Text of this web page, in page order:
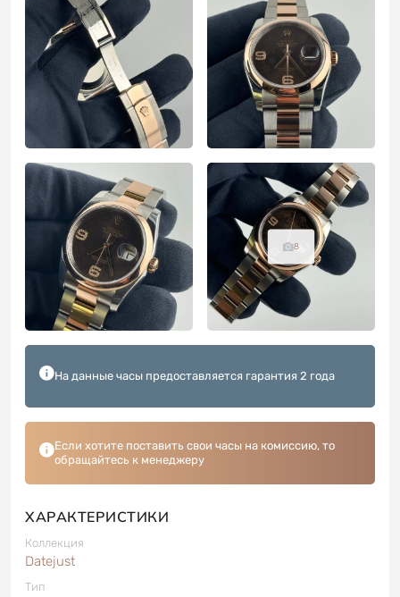
8
На данные часы предоставляется гарантия 2 года
Если хотите поставить свои часы на комиссию, то
обращайтесь к менеджеру
ХАРАКТЕРИСТИКИ
Коллекция
Datejust
Тип